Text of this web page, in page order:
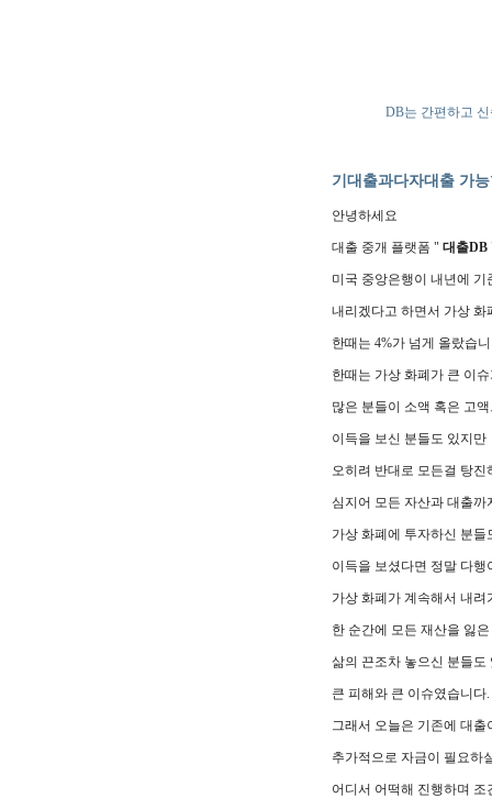
DB는 간편하고
기대출과다자대출 가
안녕하세요
대출 중개 플랫폼 " 대출DB
미국 중앙은행이 내년에 기
내리겠다고 하면서 가상 화
한때는 4%가 넘게 올랐습
한때는 가상 화폐가 큰 이
많은 분들이 소액 혹은 고
이득을 보신 분들도 있지만
오히려 반대로 모든걸 탕
심지어 모든 자산과 대출까
가상 화폐에 투자하신 분들
이득을 보셨다면 정말 다행
가상 화폐가 계속해서 내려
한 순간에 모든 재산을 잃
삶의 끈조차 놓으신 분들도
큰 피해와 큰 이슈였습니다.
그래서 오늘은 기존에 대출
추가적으로 자금이 필요하
어디서 어떡해 진행하며